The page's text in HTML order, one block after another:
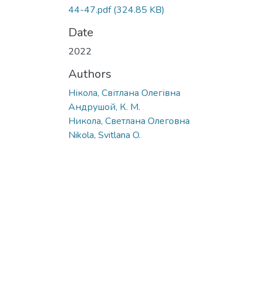
44-47.pdf(324.85 KB)
Date
2022
Authors
Нікола, Світлана Олегівна
Андрушой, К. М.
Никола, Светлана Олеговна
Nikola, Svitlana O.